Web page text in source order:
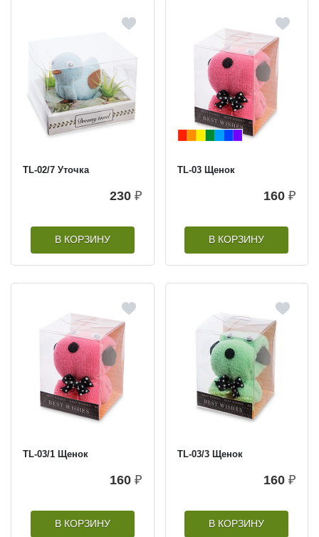
TL-02/7 Уточка
230 ₽
В КОРЗИНУ
TL-03 Щенок
160 ₽
В КОРЗИНУ
TL-03/1 Щенок
160 ₽
В КОРЗИНУ
TL-03/3 Щенок
160 ₽
В КОРЗИНУ